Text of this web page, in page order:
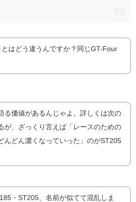
はどう違うんですか？同じGT-Four
る価値があるんじゃよ。詳しくは次の
が、ざっくり言えば「レースのための
んどん濃くなっていった」のがST205
の違い｜何が"最終進化"なのか
・ST205、名前が似てて混乱しま